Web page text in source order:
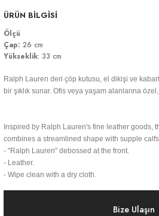
ÜRÜN BİLGİSİ
Ölçü
Çap: 26 cm
Yükseklik: 33 cm
Ralph Lauren deri çöp kutusu, el dikişi ve
bir şıklık sunar. Ofis veya yaşam alanlarına
Inspired by Ralph Lauren's fine leather goods,
combines a streamlined shape with supple
- "Ralph Lauren" debossed at the front.
- Leather.
- Wipe clean with a dry cloth.
Bize Ulaşın